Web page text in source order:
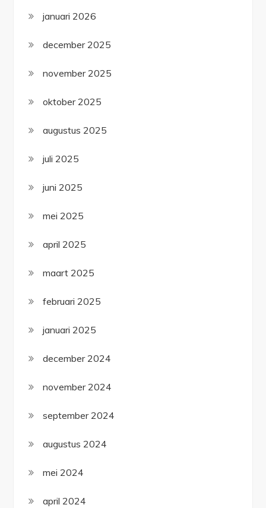
januari 2026
december 2025
november 2025
oktober 2025
augustus 2025
juli 2025
juni 2025
mei 2025
april 2025
maart 2025
februari 2025
januari 2025
december 2024
november 2024
september 2024
augustus 2024
mei 2024
april 2024